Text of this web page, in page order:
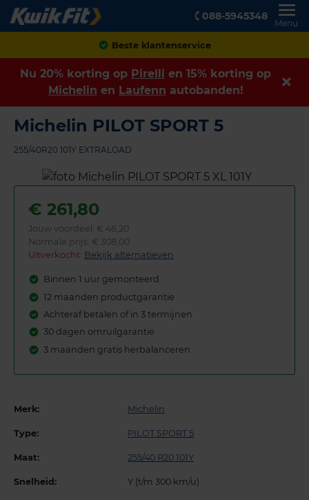
088-5945348
Menu
Achteraf betalen
Nu 20% korting op Pirelli en 15% korting op
Michelin en Laufenn autobanden!
Michelin PILOT SPORT 5
255/40R20 101Y EXTRALOAD
€ 261,80
Jouw voordeel: € 46,20
Normale prijs: € 308,00
Uitverkocht: Bekijk alternatieven
Binnen 1 uur gemonteerd
12 maanden productgarantie
Achteraf betalen of in 3 termijnen
30 dagen omruilgarantie
3 maanden gratis herbalanceren
Merk: Michelin
Type: PILOT SPORT 5
Maat: 255/40 R20 101Y
Snelheid: Y (t/m 300 km/u)